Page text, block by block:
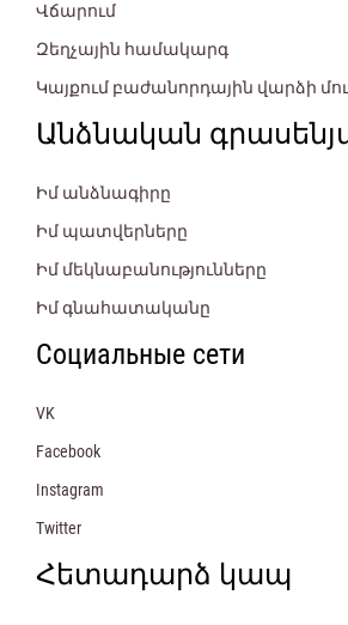
Վճարում
Զեղչային համակարգ
Կայքում բաժանորդային վարձի
Անձնական
Իմ անձնագիրը
Իմ պատվերները
Իմ մեկնաբանությունները
Իմ գնահատականը
Социальные сети
VK
Facebook
Instagram
Twitter
Հետադարձ կապ